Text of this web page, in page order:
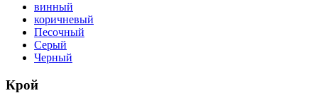
винный
коричневый
Песочный
Серый
Черный
Крой